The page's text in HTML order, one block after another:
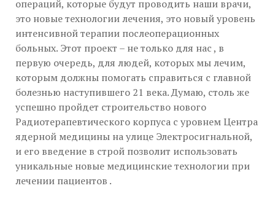
операций, которые будут проводить наши врачи,
это новые технологии лечения, это новый уровень
интенсивной терапии послеоперационных
больных. Этот проект – не только для нас , в
первую очередь, для людей, которых мы лечим,
которым должны помогать справиться с главной
болезнью наступившего 21 века. Думаю, столь же
успешно пройдет строительство нового
Радиотерапевтического корпуса с уровнем Центра
ядерной медицины на улице Электросигнальной,
и его введение в строй позволит использовать
уникальные новые медицинские технологии при
лечении пациентов .